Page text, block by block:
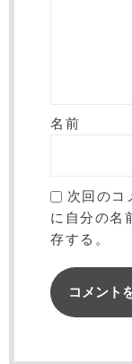
名前
次回のコ
に自分の名
存する。